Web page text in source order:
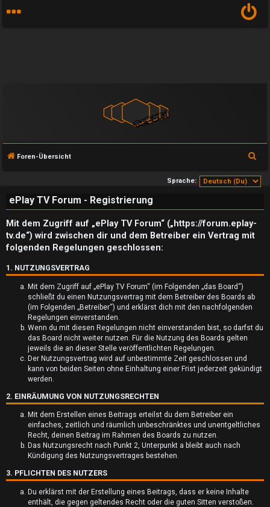
b
n
Foren-Übersicht
c
Sprache:
ePlay TV Forum - Registrierung
Mit dem Zugriff auf „ePlay TV Forum“ („https://forum.eplay-
tv.de“) wird zwischen dir und dem Betreiber ein Vertrag mit
folgenden Regelungen geschlossen:
1. NUTZUNGSVERTRAG
Mit dem Zugriff auf „ePlay TV Forum“ (im Folgenden „das Board“)
schließt du einen Nutzungsvertrag mit dem Betreiber des Boards ab
(im Folgenden „Betreiber“) und erklärst dich mit den nachfolgenden
Regelungen einverstanden.
Wenn du mit diesen Regelungen nicht einverstanden bist, so darfst du
das Board nicht weiter nutzen. Für die Nutzung des Boards gelten
jeweils die an dieser Stelle veröffentlichten Regelungen.
Der Nutzungsvertrag wird auf unbestimmte Zeit geschlossen und
kann von beiden Seiten ohne Einhaltung einer Frist jederzeit gekündigt
werden.
2. EINRÄUMUNG VON NUTZUNGSRECHTEN
Mit dem Erstellen eines Beitrags erteilst du dem Betreiber ein
einfaches, zeitlich und räumlich unbeschränktes und unentgeltliches
Recht, deinen Beitrag im Rahmen des Boards zu nutzen.
Das Nutzungsrecht nach Punkt 2, Unterpunkt a bleibt auch nach
Kündigung des Nutzungsvertrages bestehen.
3. PFLICHTEN DES NUTZERS
Du erklärst mit der Erstellung eines Beitrags, dass er keine Inhalte
enthält, die gegen geltendes Recht oder die guten Sitten verstoßen.